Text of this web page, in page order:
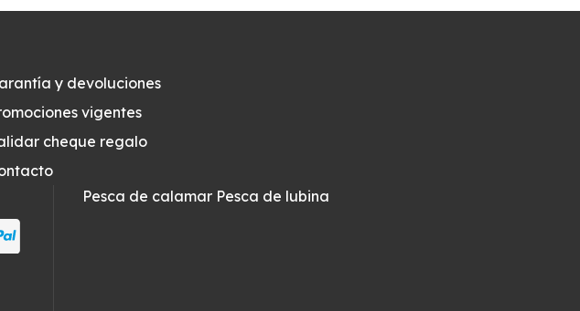
y devoluciones
vigentes
cheque regalo
Pesca de calamar Pesca de lubina